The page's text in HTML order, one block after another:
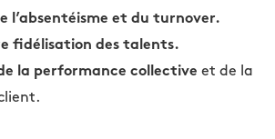
l’absentéisme et du turnover.
fidélisation des talents.
la performance collective et de la